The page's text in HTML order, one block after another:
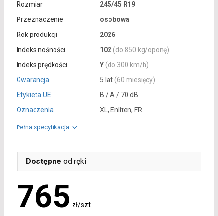
Rozmiar
245/45 R19
Przeznaczenie
osobowa
Rok produkcji
2026
Indeks nośności
102 (do 850 kg/oponę)
Indeks prędkości
Y (do 300 km/h)
Gwarancja
5 lat (60 miesięcy)
Etykieta UE
B / A / 70 dB
Oznaczenia
XL, Enliten, FR
Pełna specyfikacja
Dostępne od ręki
765 zł/szt.